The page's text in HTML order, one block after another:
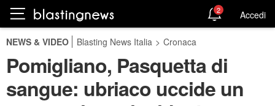
2 Accedi
NEWS & VIDEO Blasting News Italia > Cronaca
Pomigliano, Pasquetta di
sangue: ubriaco uccide un